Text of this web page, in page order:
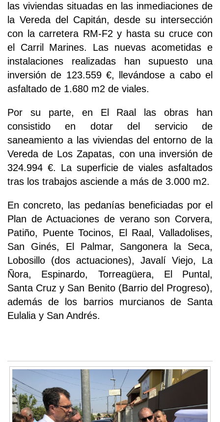
las viviendas situadas en las inmediaciones de
la Vereda del Capitán, desde su intersección
con la carretera RM-F2 y hasta su cruce con
el Carril Marines. Las nuevas acometidas e
instalaciones realizadas han supuesto una
inversión de 123.559 €, llevándose a cabo el
asfaltado de 1.680 m2 de viales.
Por su parte, en El Raal las obras han
consistido en dotar del servicio de
saneamiento a las viviendas del entorno de la
Vereda de Los Zapatas, con una inversión de
324.994 €. La superficie de viales asfaltados
tras los trabajos asciende a más de 3.000 m2.
En concreto, las pedanías beneficiadas por el
Plan de Actuaciones de verano son Corvera,
Patiño, Puente Tocinos, El Raal, Valladolises,
San Ginés, El Palmar, Sangonera la Seca,
Lobosillo (dos actuaciones), Javalí Viejo, La
Ñora, Espinardo, Torreagüera, El Puntal,
Santa Cruz y San Benito (Barrio del Progreso),
además de los barrios murcianos de Santa
Eulalia y San Andrés.